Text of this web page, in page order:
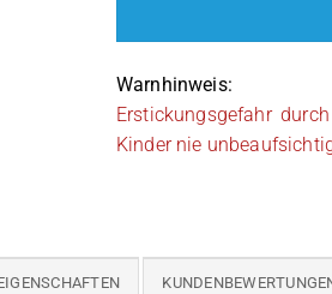
Warnhinweis:
Erstickungsgefahr
Kinder nie